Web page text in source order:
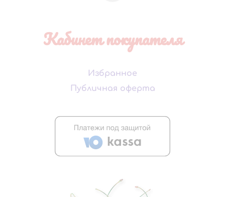
Кабинет покупателя
Избранное
Публичная оферта